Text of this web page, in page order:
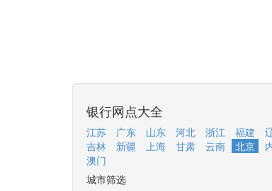
银行网点大全
江苏 广东 山东 河北 浙江 福建
吉林
新疆 上海 甘肃 云南 北京
澳门
城市筛选